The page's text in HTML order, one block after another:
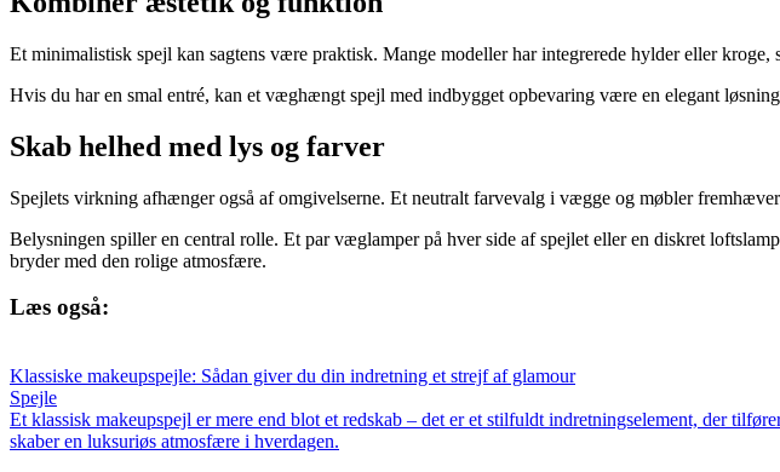
Et minimalistisk spejl kan sagtens være praktisk. Mange modeller har integrerede hylder eller
Hvis du har en smal entré, kan et væghængt spejl med indbygget opbevaring være en elegant
Skab helhed med lys og farver
Spejlets virkning afhænger også af omgivelserne. Et neutralt farvevalg i vægge og møbler
Belysningen spiller en central rolle. Et par væglamper på hver side af spejlet eller en diskret
bryder med den rolige atmosfære.
Læs også:
Klassiske makeupspejle: Sådan giver du din indretning et strejf af glamour
Spejle
Et klassisk makeupspejl er mere end blot et redskab – det er et stilfuldt indretningselement, der
skaber en luksuriøs atmosfære i hverdagen.